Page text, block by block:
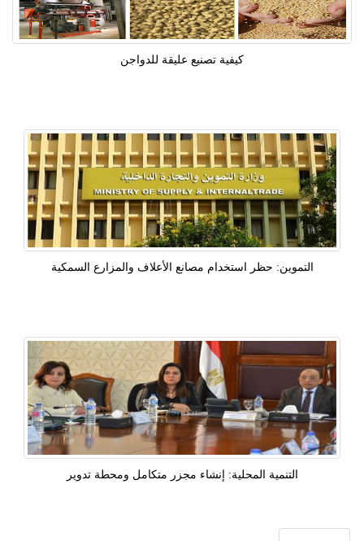
كيفية تصنيع عليقة للدواجن
التموين: حظر استخدام مصانع الأعلاف والمزارع السمكية
التنمية المحلية: إنشاء مجزر متكامل ومحطة تدوير